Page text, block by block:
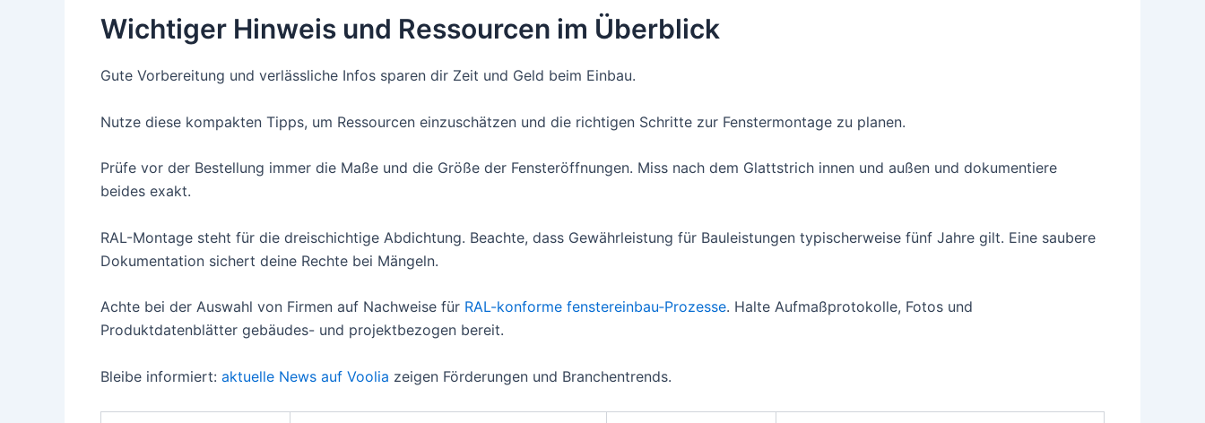
Wichtiger Hinweis und Ressourcen im Überblick
Gute Vorbereitung und verlässliche Infos sparen dir Zeit und Geld beim Einbau.
Nutze diese kompakten Tipps, um Ressourcen einzuschätzen und die richtigen Schritte zur Fenstermontage zu planen.
Prüfe vor der Bestellung immer die Maße und die Größe der Fensteröffnungen. Miss nach dem Glattstrich innen und außen und dokumentiere
beides exakt.
RAL-Montage steht für die dreischichtige Abdichtung. Beachte, dass Gewährleistung für Bauleistungen typischerweise fünf Jahre gilt. Eine saubere
Dokumentation sichert deine Rechte bei Mängeln.
Achte bei der Auswahl von Firmen auf Nachweise für RAL-konforme fenstereinbau‑Prozesse. Halte Aufmaßprotokolle, Fotos und
Produktdatenblätter gebäudes- und projektbezogen bereit.
Bleibe informiert: aktuelle News auf Voolia zeigen Förderungen und Branchentrends.